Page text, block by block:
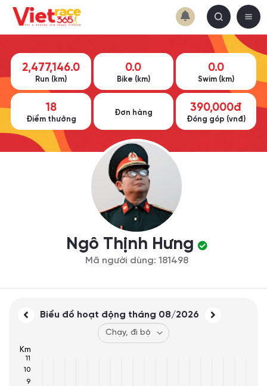
2,477,146.0
Run (km)
0.0
Bike (km)
0.0
Swim (km)
18
Điểm thưởng
Đơn hàng 390,000đ
Đóng góp (vnđ)
Ngô Thịnh Hưng
Mã người dùng: 181498
Biểu đồ hoạt động tháng 08/2026
9
10
11
Km